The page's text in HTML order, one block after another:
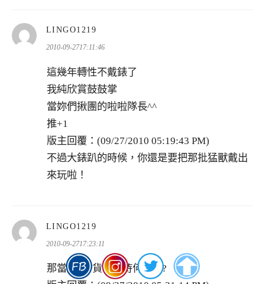
LINGO1219
示:
2010-09-2717:11:46
這幾年轉性不戴錶了
我純欣賞鼓鼓掌
當妳們揪團的啦啦隊長^^
推+1
版主回覆：(09/27/2010 05:19:43 PM)
不過大錶趴的時候，你還是要把那批猛獸戴出
來玩啦！
LINGO1219
示:
2010-09-2717:23:11
那當然~好貨不現待何時???